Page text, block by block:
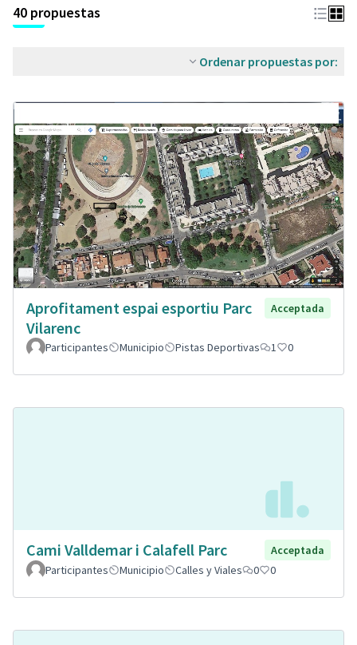
40 propuestas
Ordenar propuestas por:
Aprofitament espai esportiu Parc
Vilarenc
Acceptada
Participantes Municipio Pistas Deportivas 1 0
Cami Valldemar i Calafell Parc
Acceptada
Participantes
Municipio Calles y Viales 0 0